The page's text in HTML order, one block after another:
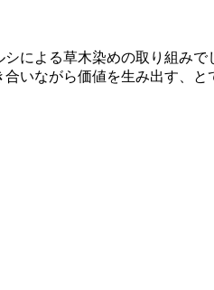
による草木染めの取り組みで
いながら価値を生み出す、